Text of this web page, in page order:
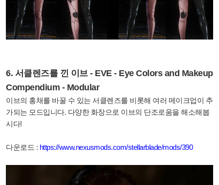
6. 서클렌즈를 낀 이브 - EVE - Eye Colors and Makeup
Compendium - Modular
이브의 홍채를 바꿀 수 있는 서클렌즈를 비롯해 여러 메이크업이 추
가되는 모드입니다. 다양한 화장으로 이브의 단조로움을 해소해봅
시다!
다운로드 : https://www.nexusmods.com/stellarblade/mods/390